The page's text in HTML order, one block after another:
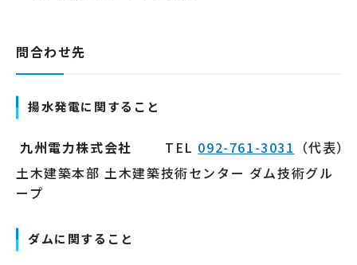
問合わせ先
揚水発電に関すること
九州電力株式会社 TEL 092-761-3031 （代表）
土木建築本部 土木建築技術センター ダム技術グル
ープ
ダムに関すること